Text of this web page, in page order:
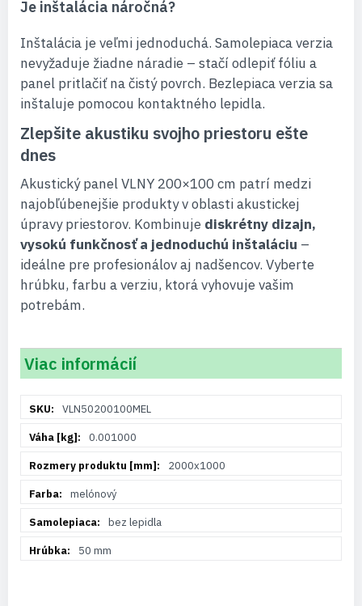
Je inštalácia náročná?
Inštalácia je veľmi jednoduchá. Samolepiaca verzia
nevyžaduje žiadne náradie – stačí odlepiť fóliu a
panel pritlačiť na čistý povrch. Bezlepiaca verzia sa
inštaluje pomocou kontaktného lepidla.
Zlepšite akustiku svojho priestoru ešte
dnes
Akustický panel VLNY 200×100 cm patrí medzi
najobľúbenejšie produkty v oblasti akustickej
úpravy priestorov. Kombinuje diskrétny dizajn,
vysokú funkčnosť a jednoduchú inštaláciu –
ideálne pre profesionálov aj nadšencov. Vyberte
hrúbku, farbu a verziu, ktorá vyhovuje vašim
potrebám.
Viac informácií
informáciíVLN50200100MEL
0.001000
2000x1000
melónový
bez lepidla
50 mm